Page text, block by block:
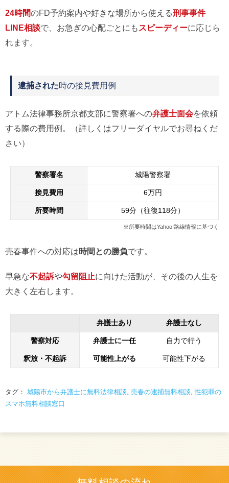
24時間のFD予約案内や好きな場所から使える刑事事件
LINE相談で、お急ぎの心配ごとにも スピーディーに応じら
れます。
逮捕された時の接見費用例
アトム法律事務所京都支部に警察署への弁護士面会を依頼
する際の費用例。（詳しくはフリーダイヤルでお尋ねくだ
さい）
警察署名 城陽警察署
接見費用 6万円
所要時間 59分（往復118分）
※所要時間はYahoo!路線情報に基づく
売春事件への対応は時間との勝負です。
早急な不起訴や勾留阻止に向けた活動が、その後の人生を
大きく左右します。
弁護士あり 弁護士なし
警察対応 弁護士に一任 自力で行う
釈放・不起訴 可能性上がる 可能性下がる
タグ： 城陽市から弁護士に無料法律相談 売春の逮捕無料相談 ,性犯罪の
スマホ無料相談窓口